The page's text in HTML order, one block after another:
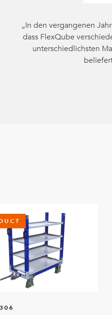
„In den vergangenen
dass FlexQube
unterschiedlichsten